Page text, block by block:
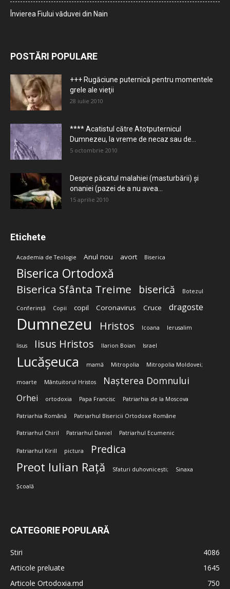
Învierea Fiului văduvei din Nain
POSTĂRI POPULARE
+++ Rugăciune puternică pentru momentele
grele ale vieţii
28 iulie 2010
**** Acatistul către Atotputernicul
Dumnezeu, la vreme de necaz sau de...
5 octombrie 2010
Despre păcatul malahiei (masturbării) şi
onaniei (pazei de a nu avea...
15 aprilie 2010
Etichete
Academia de Teologie Anul nou avort Biserica
Biserica Ortodoxă
Biserica Sfânta Treime biserică Botezul
Conferință Copii copil Coronavirus Cruce dragoste
Dumnezeu Hristos Icoana Ierusalim
Iisus Iisus Hristos Ilarion Boian Israel
Lucășeuca mamă Mitropolia Mitropolia Moldovei;
moarte Mântuitorul Hristos Nașterea Domnului
Orhei ortodoxia Papa Francisc Patriarhia de la Moscova
Patriarhia Română Patriarhul Bisericii Ortodoxe Române
Patriarhul Chiril Patriarhul Daniel Patriarhul Ecumenic
Patriarhul Kirill pictura Predica
Preot Iulian Rață Sfaturi duhovnicești; Sinaxa
Școală
CATEGORIE POPULARĂ
Stiri
4086
Articole preluate
1645
Articole Ortodoxia.md
750